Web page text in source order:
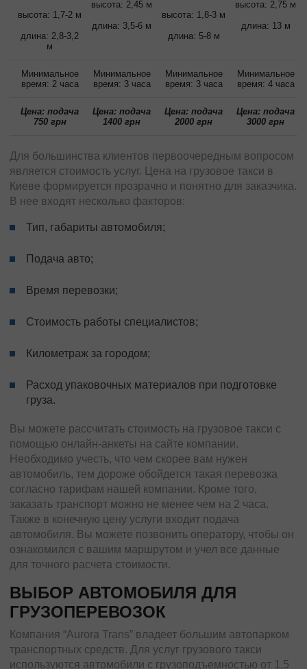
высота: 1,7-2 м
длина: 2,8-3,2
м
высота: 2,45 м
длина: 3,5-6 м
высота: 1,8-3 м
длина: 5-8 м
высота: 2,75 м
длина: 13 м
Минимальное
время: 2 часа
Минимальное
время: 3 часа
Минимальное
время: 3 часа
Минимальное
время: 4 часа
Цена: подача
750 грн
Цена: подача
1400 грн
Цена: подача
2000 грн
Цена: подача
3000 грн
Для большинства клиентов первоочередным вопросом
является стоимость услуг. Цена на грузовое такси в
Киеве формируется прозрачно и понятно для заказчика.
В нее входят несколько факторов:
Тип, габариты автомобиля;
Подача авто;
Время перевозки;
Стоимость работы специалистов;
Километраж за городом;
Расход упаковочных материалов при подготовке
груза.
Вы можете рассчитать стоимость на грузовое такси с
помощью онлайн-анкеты на сайте компании.
Необходимо учесть, что чем скорее вам нужен
автомобиль, тем дороже обойдется такая перевозка
согласно тарифам нашей компании. Кроме того,
заказать транспорт можно не менее чем на 2 часа.
Также в конечную цену услуги входит подача
автомобиля. Вы можете позвонить оператору, чтобы он
ознакомился с вашим маршрутом и учел все данные
для точного расчета стоимости.
ВЫБОР АВТОМОБИЛЯ ДЛЯ
ГРУЗОПЕРЕВОЗОК
Компания “Aurora Trans” владеет большим автопарком
транспортных средств. Для услуг грузового такси
используются автомобили с грузоподъемностью от 1,5